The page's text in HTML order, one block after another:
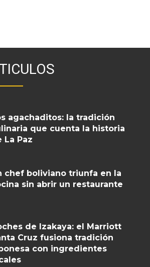
agachaditos: la tradición
que cuenta la historia
La Paz
chef boliviano triunfa en la
sin abrir un restaurante
de Izakaya: el Marriott
Cruz fusiona tradición
con ingredientes